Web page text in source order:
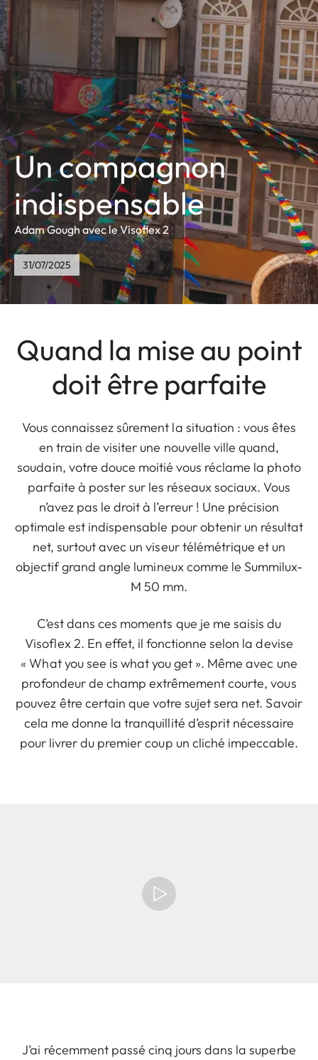
Un compagnon
indispensable
Adam Gough avec le Visoflex 2
31/07/2025
Quand la mise au point
doit être parfaite
Vous connaissez sûrement la situation : vous êtes
en train de visiter une nouvelle ville quand,
soudain, votre douce moitié vous réclame la photo
parfaite à poster sur les réseaux sociaux. Vous
n’avez pas le droit à l’erreur ! Une précision
optimale est indispensable pour obtenir un résultat
net, surtout avec un viseur télémétrique et un
objectif grand angle lumineux comme le Summilux-
M 50 mm.
C’est dans ces moments que je me saisis du
Visoflex 2. En effet, il fonctionne selon la devise
« What you see is what you get ». Même avec une
profondeur de champ extrêmement courte, vous
pouvez être certain que votre sujet sera net. Savoir
cela me donne la tranquillité d’esprit nécessaire
pour livrer du premier coup un cliché impeccable.
J’ai récemment passé cinq jours dans la superbe